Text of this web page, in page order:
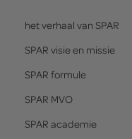
het verhaal van SPAR
SPAR visie en missie
SPAR formule
SPAR MVO
SPAR academie